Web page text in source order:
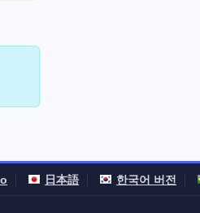
日本語 한국어 버전